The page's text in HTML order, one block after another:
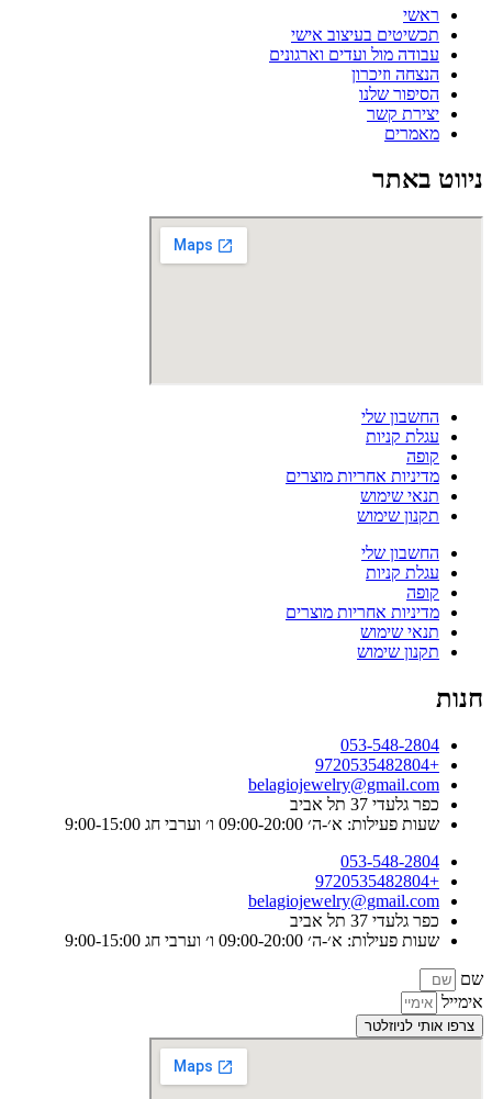
ראשי
תכשיטים בעיצוב אישי
עבודה מול ועדים וארגונים
הנצחה וזיכרון
הסיפור שלנו
יצירת קשר
מאמרים
ניווט באתר
החשבון שלי
עגלת קניות
קופה
מדיניות אחריות מוצרים
תנאי שימוש
תקנון שימוש
החשבון שלי
עגלת קניות
קופה
מדיניות אחריות מוצרים
תנאי שימוש
תקנון שימוש
חנות
053-548-2804
+9720535482804
belagiojewelry@gmail.com
כפר גלעדי 37 תל אביב
שעות פעילות: א׳-ה׳ 09:00-20:00 ו׳ וערבי חג 9:00-15:00
053-548-2804
+9720535482804
belagiojewelry@gmail.com
כפר גלעדי 37 תל אביב
שעות פעילות: א׳-ה׳ 09:00-20:00 ו׳ וערבי חג 9:00-15:00
שם
אימייל
צרפו אותי לניוזלטר